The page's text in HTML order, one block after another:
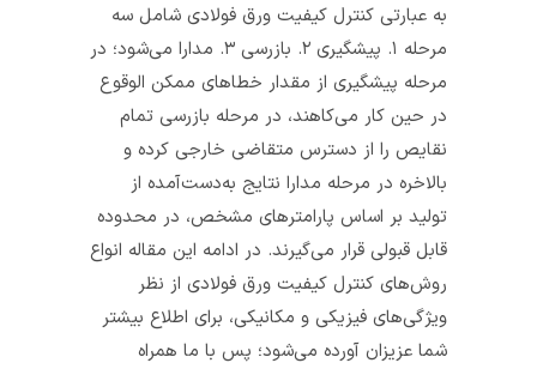
به عبارتی کنترل کیفیت ورق فولادی شامل سه
مرحله ۱. پیشگیری ۲. بازرسی ۳. مدارا می‌شود؛ در
مرحله پیشگیری از مقدار خطاهای ممکن الوقوع
در حین کار می‌کاهند، در مرحله بازرسی تمام
نقایص را از دسترس متقاضی خارجی کرده و
بالاخره در مرحله مدارا نتایج به‌دست‌آمده از
تولید بر اساس پارامترهای مشخص، در محدوده
قابل قبولی قرار می‌گیرند. در ادامه این مقاله انواع
روش‌های کنترل کیفیت ورق‌ فولادی از نظر
ویژگی‌های فیزیکی و مکانیکی، برای اطلاع بیشتر
شما عزیزان آورده می‌شود؛ پس با ما همراه